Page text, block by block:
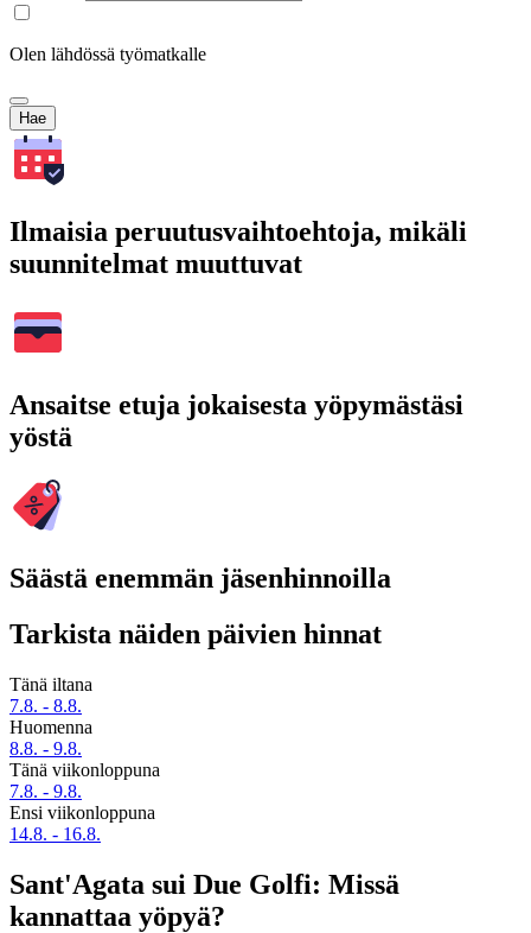
Olen lähdössä työmatkalle
Hae
Ilmaisia peruutusvaihtoehtoja, mikäli
suunnitelmat muuttuvat
Ansaitse etuja jokaisesta yöpymästäsi
yöstä
Säästä enemmän jäsenhinnoilla
Tarkista näiden päivien hinnat
Tänä iltana
7.8. - 8.8.
Huomenna
8.8. - 9.8.
Tänä viikonloppuna
7.8. - 9.8.
Ensi viikonloppuna
14.8. - 16.8.
Sant'Agata sui Due Golfi: Missä
kannattaa yöpyä?